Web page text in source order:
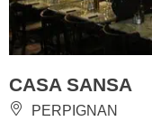
CASA SANSA
PERPIGNAN